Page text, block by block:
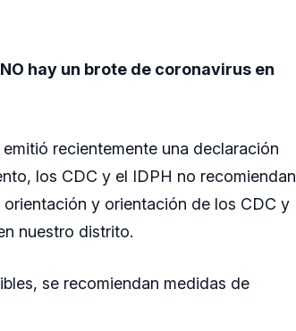
hay un brote de coronavirus en
recientemente una declaración
los CDC y el IDPH no recomiendan
y orientación de los CDC y
nuestro distrito.
se recomiendan medidas de